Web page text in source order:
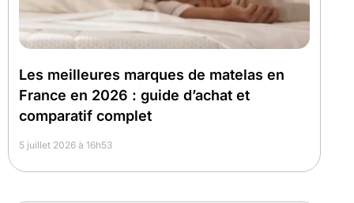
Les meilleures marques de matelas en
France en 2026 : guide d’achat et
comparatif complet
5 juillet 2026 à 16h53